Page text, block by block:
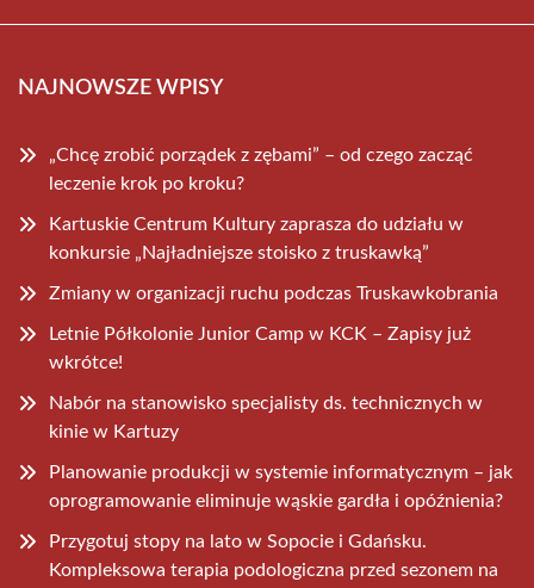
NAJNOWSZE WPISY
„Chcę zrobić porządek z zębami” – od czego zacząć
leczenie krok po kroku?
Kartuskie Centrum Kultury zaprasza do udziału w
konkursie „Najładniejsze stoisko z truskawką”
Zmiany w organizacji ruchu podczas Truskawkobrania
Letnie Półkolonie Junior Camp w KCK – Zapisy już
wkrótce!
Nabór na stanowisko specjalisty ds. technicznych w
kinie w Kartuzy
Planowanie produkcji w systemie informatycznym – jak
oprogramowanie eliminuje wąskie gardła i opóźnienia?
Przygotuj stopy na lato w Sopocie i Gdańsku.
Kompleksowa terapia podologiczna przed sezonem na